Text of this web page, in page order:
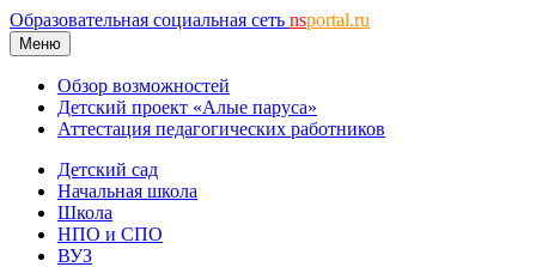
Образовательная социальная сеть nsportal.ru
Меню
Обзор возможностей
Детский проект «Алые паруса»
Аттестация педагогических работников
Детский сад
Начальная школа
Школа
НПО и СПО
ВУЗ